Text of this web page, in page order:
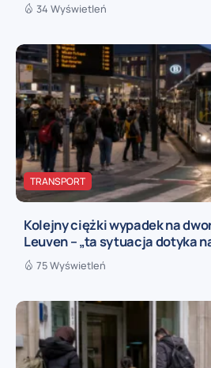
34 Wyświetleń
TRANSPORT
Kolejny ciężki wypadek na
Leuven – „ta sytuacja dotyka
75 Wyświetleń